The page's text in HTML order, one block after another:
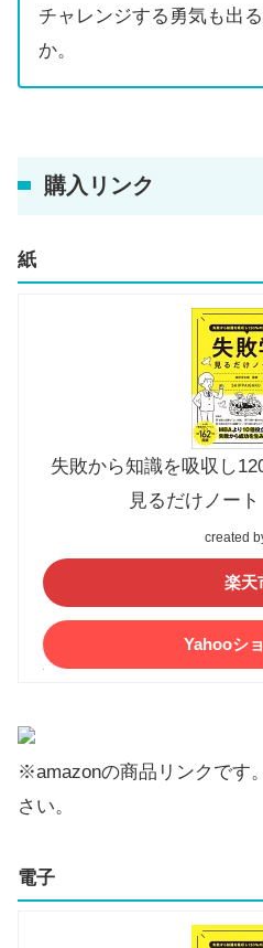
チャレンジする勇気も出
か。
購入リンク
紙
失敗から知識を吸収し
見るだけノー
created
楽天
Yahooシ
※amazonの商品リンクです
さい。
電子